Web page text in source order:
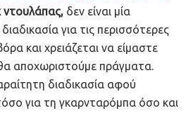
ντουλάπας, δεν είναι μία
για τις περισσότερες
και χρειάζεται να είμαστε
αποχωριστούμε πράγματα.
διαδικασία αφού
για τη γκαρνταρόμπα όσο και